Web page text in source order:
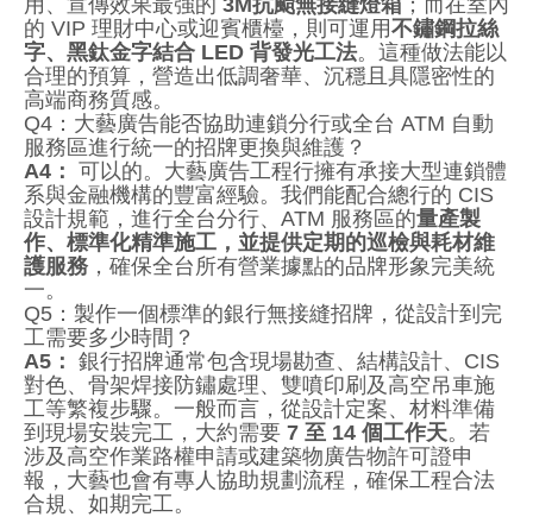
用、宣傳效果最強的 3M抗颱無接縫燈箱 ；而在室內
的 VIP 理財中心或迎賓櫃檯，則可運用不鏽鋼拉絲
字、黑鈦金字結合 LED 背發光工法。這種做法能以
合理的預算，營造出低調奢華、沉穩且具隱密性的
高端商務質感。
Q4：大藝廣告能否協助連鎖分行或全台 ATM 自動
服務區進行統一的招牌更換與維護？
A4： 可以的。大藝廣告工程行擁有承接大型連鎖體
系與金融機構的豐富經驗。我們能配合總行的 CIS
設計規範，進行全台分行、ATM 服務區的量產製
作、標準化精準施工，並提供定期的巡檢與耗材維
護服務 ，確保全台所有營業據點的品牌形象完美統
一。
Q5：製作一個標準的銀行無接縫招牌，從設計到完
工需要多少時間？
A5： 銀行招牌通常包含現場勘查、結構設計、CIS
對色、骨架焊接防鏽處理、雙噴印刷及高空吊車施
工等繁複步驟。一般而言，從設計定案、材料準備
到現場安裝完工，大約需要 7 至 14 個工作天。若
涉及高空作業路權申請或建築物廣告物許可證申
報，大藝也會有專人協助規劃流程，確保工程合法
合規、如期完工。